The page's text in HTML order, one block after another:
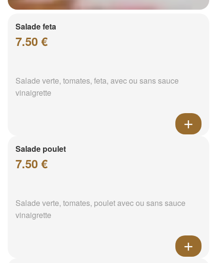
Salade feta
7.50 €
Salade verte, tomates, feta, avec ou sans sauce
vinaigrette
Salade poulet
7.50 €
Salade verte, tomates, poulet avec ou sans sauce
vinaigrette